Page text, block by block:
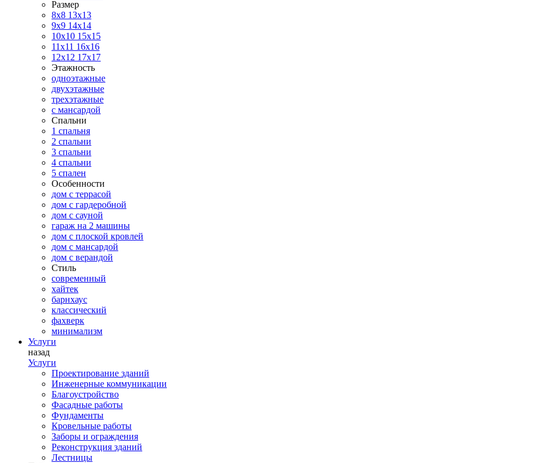
Размер
8х8 13х13
9х9 14х14
10х10 15х15
11x11 16х16
12х12 17х17
Этажность
одноэтажные
двухэтажные
трехэтажные
с мансардой
Спальни
1 спальня
2 спальни
3 спальни
4 спальни
5 спален
Особенности
дом с террасой
дом с гардеробной
дом с сауной
гараж на 2 машины
дом с плоской кровлей
дом с мансардой
дом с верандой
Стиль
современный
хайтек
барнхаус
классический
фахверк
минимализм
Услуги
назад
Услуги
Проектирование зданий
Инженерные коммуникации
Благоустройство
Фасадные работы
Фундаменты
Кровельные работы
Заборы и ограждения
Реконструкция зданий
Лестницы